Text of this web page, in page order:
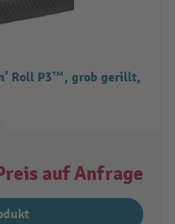
Roll P3™, grob gerillt,
auf Anfrage